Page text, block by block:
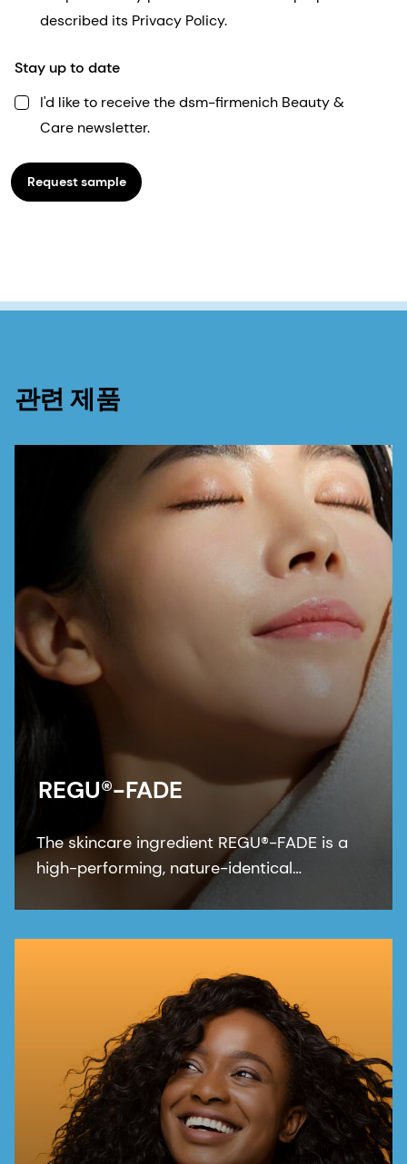
described its Privacy Policy.
Stay up to date
I'd like to receive the dsm-firmenich Beauty &
Care newsletter.
Request sample
관련 제품
REGU®-FADE
The skincare ingredient REGU®-FADE is a
high-performing, nature-identical
resveratrol that visibly brightens skin within